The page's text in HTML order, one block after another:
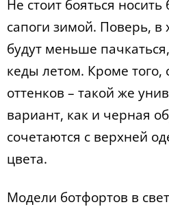
Не стоит бояться
сапоги зимой. Поверь, в
будут меньше
кеды летом. Кроме того,
оттенков – такой же
вариант, как и черная
сочетаются с верхней
цвета.
Модели ботфортов в